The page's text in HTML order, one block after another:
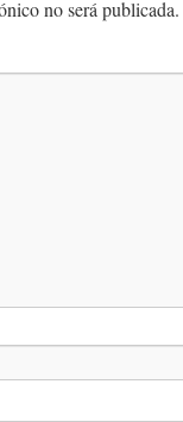
no será publicada.